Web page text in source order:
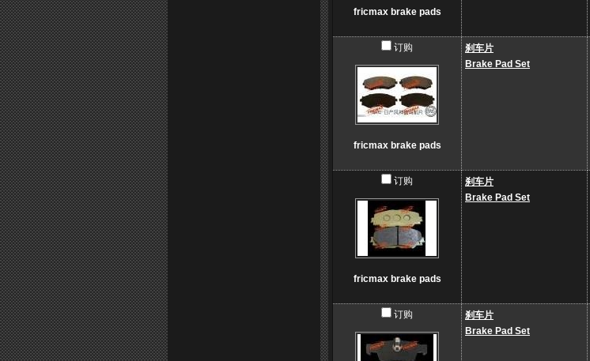
fricmax brake pads
订购
fricmax brake pads
刹车片
Brake Pad Set
订购
fricmax brake pads
刹车片
Brake Pad Set
订购
刹车片
Brake Pad Set